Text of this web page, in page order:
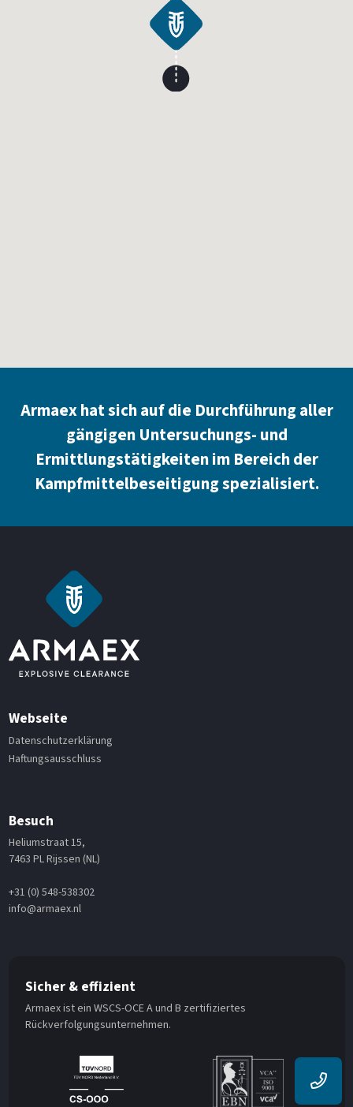
Armaex hat sich auf die Durchführung aller
gängigen Untersuchungs- und
Ermittlungstätigkeiten im Bereich der
Kampfmittelbeseitigung spezialisiert.
Webseite
Datenschutzerklärung
Haftungsausschluss
Besuch
Heliumstraat 15,
7463 PL Rijssen (NL)
+31 (0) 548-538302
info@armaex.nl
Sicher & effizient
Armaex ist ein WSCS-OCE A und B zertifiziertes
Rückverfolgungsunternehmen.